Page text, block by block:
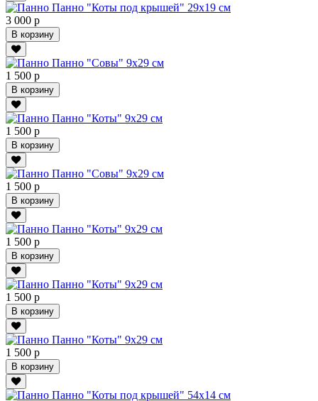
Панно "Коты под крышей" 29х19 см
3 000 р
В корзину
Панно "Совы" 9х29 см
1 500 р
В корзину
Панно "Коты" 9х29 см
1 500 р
В корзину
Панно "Совы" 9х29 см
1 500 р
В корзину
Панно "Коты" 9х29 см
1 500 р
В корзину
Панно "Коты" 9х29 см
1 500 р
В корзину
Панно "Коты" 9х29 см
1 500 р
В корзину
Панно "Коты под крышей" 54х14 см